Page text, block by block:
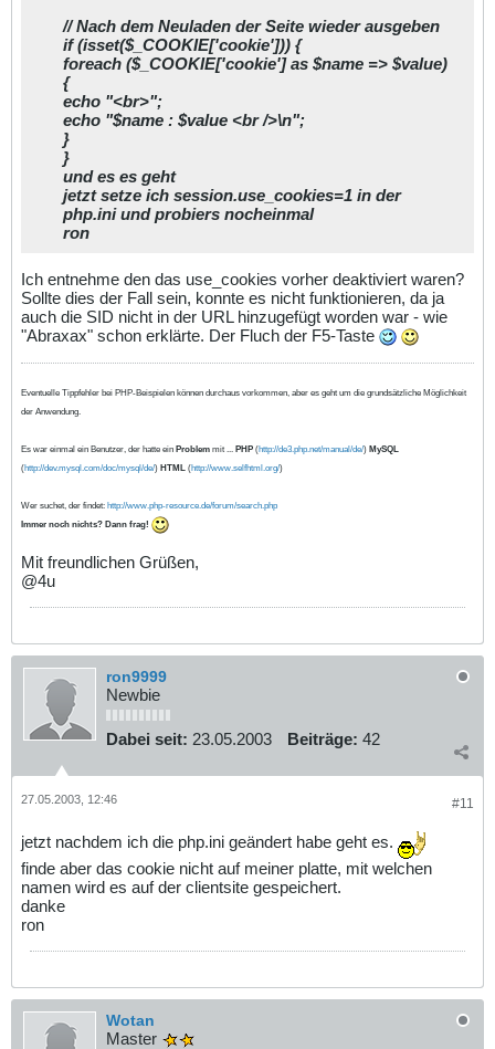
// Nach dem Neuladen der Seite wieder ausgeben
if (isset($_COOKIE['cookie'])) {
foreach ($_COOKIE['cookie'] as $name => $value)
{
echo "<br>";
echo "$name : $value <br />\n";
}
}
und es es geht
jetzt setze ich session.use_cookies=1 in der
php.ini und probiers nocheinmal
ron
Ich entnehme den das use_cookies vorher deaktiviert waren?
Sollte dies der Fall sein, konnte es nicht funktionieren, da ja
auch die SID nicht in der URL hinzugefügt worden war - wie
"Abraxax" schon erklärte. Der Fluch der F5-Taste
Eventuelle Tippfehler bei PHP-Beispielen können durchaus vorkommen, aber es geht um die grundsätzliche Möglichkeit
der Anwendung.
Es war einmal ein Benutzer, der hatte ein Problem mit ... PHP (http://de3.php.net/manual/de/) MySQL
(http://dev.mysql.com/doc/mysql/de/) HTML (http://www.selfhtml.org/)
Wer suchet, der findet: http://www.php-resource.de/forum/search.php
Immer noch nichts? Dann frag!
Mit freundlichen Grüßen,
@4u
ron9999
Newbie
Dabei seit: 23.05.2003 Beiträge: 42
#11
27.05.2003, 12:46
jetzt nachdem ich die php.ini geändert habe geht es.
finde aber das cookie nicht auf meiner platte, mit welchen
namen wird es auf der clientsite gespeichert.
danke
ron
Wotan
Master